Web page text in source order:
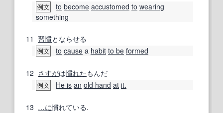
例文 to become accustomed to wearing
something
11 習慣とならせる
例文 to cause a habit to be formed
12 さすがは慣れたもんだ
例文 He is an old hand at it.
13 …に慣れている.